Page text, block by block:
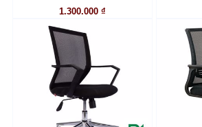
1.300.000 ₫